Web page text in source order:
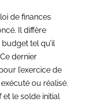
de finances
Il diffère
tel qu’il
dernier
l’exercice de
exécuté ou réalisé.
et le solde initial